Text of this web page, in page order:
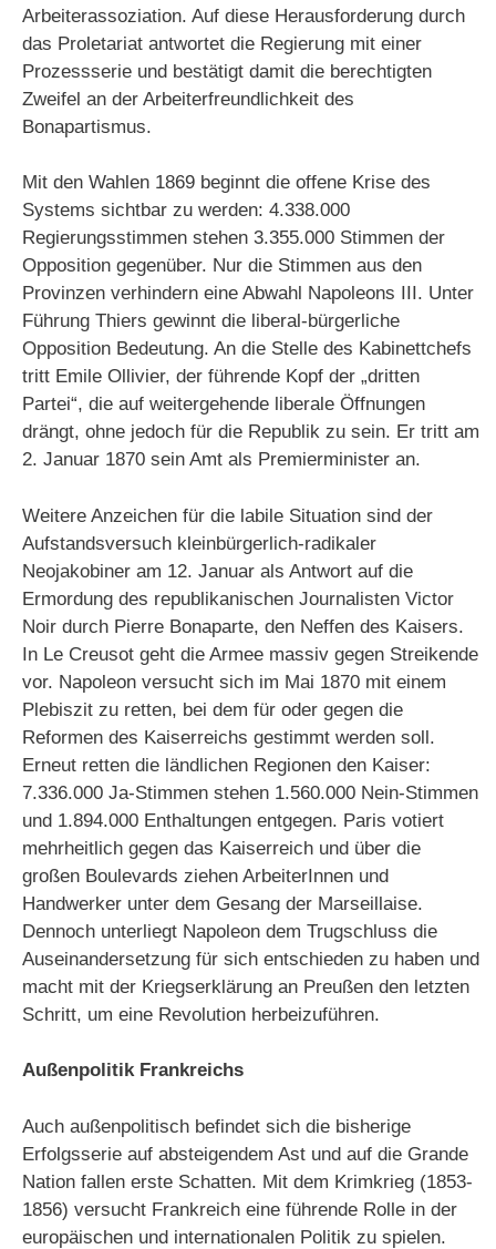
Arbeiterassoziation. Auf diese Herausforderung durch
das Proletariat antwortet die Regierung mit einer
Prozessserie und bestätigt damit die berechtigten
Zweifel an der Arbeiterfreundlichkeit des
Bonapartismus.
Mit den Wahlen 1869 beginnt die offene Krise des
Systems sichtbar zu werden: 4.338.000
Regierungsstimmen stehen 3.355.000 Stimmen der
Opposition gegenüber. Nur die Stimmen aus den
Provinzen verhindern eine Abwahl Napoleons III. Unter
Führung Thiers gewinnt die liberal-bürgerliche
Opposition Bedeutung. An die Stelle des Kabinettchefs
tritt Emile Ollivier, der führende Kopf der „dritten
Partei“, die auf weitergehende liberale Öffnungen
drängt, ohne jedoch für die Republik zu sein. Er tritt am
2. Januar 1870 sein Amt als Premierminister an.
Weitere Anzeichen für die labile Situation sind der
Aufstandsversuch kleinbürgerlich-radikaler
Neojakobiner am 12. Januar als Antwort auf die
Ermordung des republikanischen Journalisten Victor
Noir durch Pierre Bonaparte, den Neffen des Kaisers.
In Le Creusot geht die Armee massiv gegen Streikende
vor. Napoleon versucht sich im Mai 1870 mit einem
Plebiszit zu retten, bei dem für oder gegen die
Reformen des Kaiserreichs gestimmt werden soll.
Erneut retten die ländlichen Regionen den Kaiser:
7.336.000 Ja-Stimmen stehen 1.560.000 Nein-Stimmen
und 1.894.000 Enthaltungen entgegen. Paris votiert
mehrheitlich gegen das Kaiserreich und über die
großen Boulevards ziehen ArbeiterInnen und
Handwerker unter dem Gesang der Marseillaise.
Dennoch unterliegt Napoleon dem Trugschluss die
Auseinandersetzung für sich entschieden zu haben und
macht mit der Kriegserklärung an Preußen den letzten
Schritt, um eine Revolution herbeizuführen.
Außenpolitik Frankreichs
Auch außenpolitisch befindet sich die bisherige
Erfolgsserie auf absteigendem Ast und auf die Grande
Nation fallen erste Schatten. Mit dem Krimkrieg (1853-
1856) versucht Frankreich eine führende Rolle in der
europäischen und internationalen Politik zu spielen.